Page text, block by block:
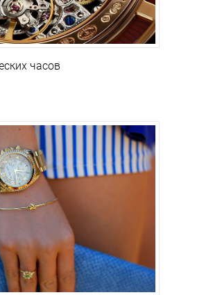
часов